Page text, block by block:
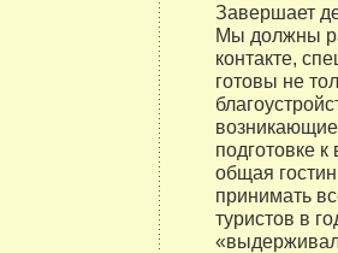
Завершает
Мы должны
контакте,
готовы не
подготовке
общая
принимать
туристов в